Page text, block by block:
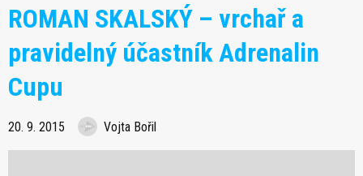
ROMAN SKALSKÝ – vrchař a
pravidelný účastník Adrenalin
Cupu
20. 9. 2015 Vojta Bořil